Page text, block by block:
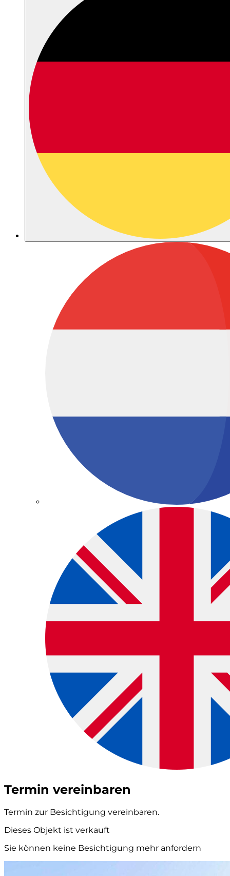
Termin vereinbaren
Termin zur Besichtigung vereinbaren.
Dieses Objekt ist verkauft
Sie können keine Besichtigung mehr anfordern